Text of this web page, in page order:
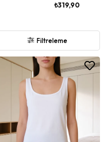
₺319,90
Filtreleme